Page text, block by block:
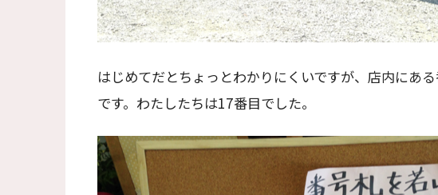
はじめてだとちょっとわかりにくいですが、店内にあ
です。わたしたちは17番目でした。